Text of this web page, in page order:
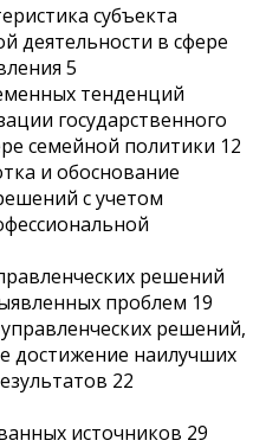
субъекта
деятельности в сфере
5
тенденций
государственного
семейной политики 12
и обоснование
с учетом
решений
проблем 19
решений,
достижение наилучших
22
источников 29